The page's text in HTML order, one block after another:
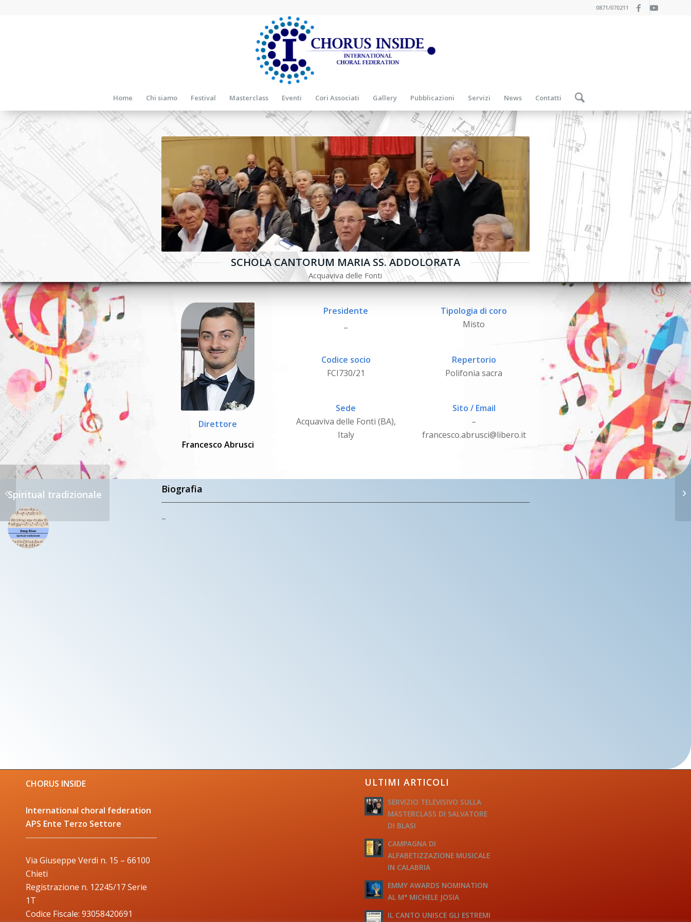
0871/070211
Home Chi siamo Festival Masterclass Eventi Cori Associati Gallery Pubblicazioni Servizi News Contatti
SCHOLA CANTORUM MARIA SS. ADDOLORATA
Acquaviva delle Fonti
Direttore
Francesco Abrusci
Presidente
Codice socio
FCI730/21
Sede
Acquaviva delle Fonti (BA),
Italy
Tipologia di coro
Misto
Repertorio
Polifonia sacra
Sito / Email
–
francesco.abrusci@libero.it
Biografia
–
CHORUS INSIDE
International choral federation
APS Ente Terzo Settore
Via Giuseppe Verdi n. 15 – 66100
Chieti
Registrazione n. 12245/17 Serie
1T
Codice Fiscale: 93058420691
ULTIMI ARTICOLI
SERVIZIO TELEVISIVO SULLA
MASTERCLASS DI SALVATORE
DI BLASI
CAMPAGNA DI
ALFABETIZZAZIONE MUSICALE
IN CALABRIA
EMMY AWARDS NOMINATION
AL M° MICHELE JOSIA
IL CANTO UNISCE GLI ESTREMI
Deep River
Spiritual tradizionale